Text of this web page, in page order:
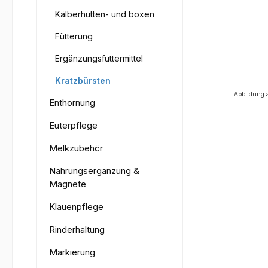
Kälberhütten- und boxen
Fütterung
Ergänzungsfuttermittel
Kratzbürsten
Enthornung
Euterpflege
Melkzubehör
Nahrungsergänzung &
Magnete
Klauenpflege
Rinderhaltung
Markierung
Abbildung